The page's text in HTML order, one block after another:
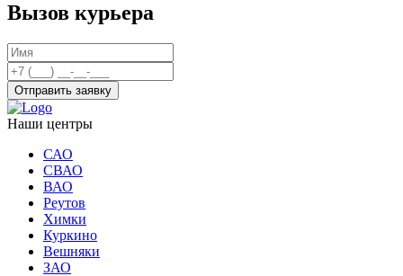
Вызов курьера
Отправить заявку
Наши центры
САО
СВАО
ВАО
Реутов
Химки
Куркино
Вешняки
ЗАО